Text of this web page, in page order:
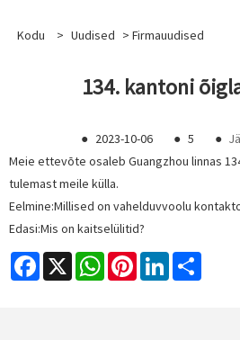
Kodu > Uudised > Firmauudised
134. kantoni
● 2023-10-06 ● 5 ●
Meie ettevõte osaleb Guangzhou linnas
tulemast meile külla.
Eelmine:Millised on vahelduvvoolu
Edasi:Mis on kaitselülitid?
Facebook
X WhatsAppPinterestLinkedIn